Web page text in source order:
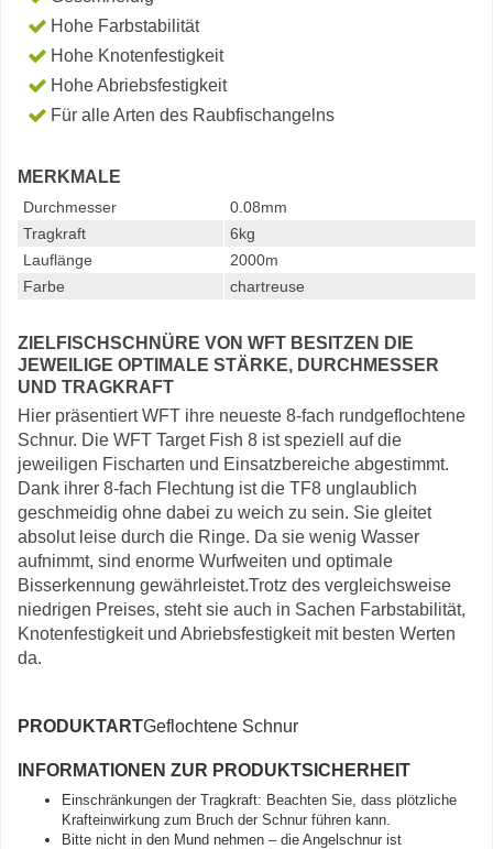
Hohe Farbstabilität
Hohe Knotenfestigkeit
Hohe Abriebsfestigkeit
Für alle Arten des Raubfischangelns
MERKMALE
Durchmesser
0.08mm
Tragkraft
6kg
Lauflänge
2000m
Farbe
chartreuse
ZIELFISCHSCHNÜRE VON WFT BESITZEN DIE
JEWEILIGE OPTIMALE STÄRKE, DURCHMESSER
UND TRAGKRAFT
Hier präsentiert WFT ihre neueste 8-fach rundgeflochtene
Schnur. Die WFT Target Fish 8 ist speziell auf die
jeweiligen Fischarten und Einsatzbereiche abgestimmt.
Dank ihrer 8-fach Flechtung ist die TF8 unglaublich
geschmeidig ohne dabei zu weich zu sein. Sie gleitet
absolut leise durch die Ringe. Da sie wenig Wasser
aufnimmt, sind enorme Wurfweiten und optimale
Bisserkennung gewährleistet.Trotz des vergleichsweise
niedrigen Preises, steht sie auch in Sachen Farbstabilität,
Knotenfestigkeit und Abriebsfestigkeit mit besten Werten
da.
PRODUKTARTGeflochtene Schnur
INFORMATIONEN ZUR PRODUKTSICHERHEIT
Einschränkungen der Tragkraft: Beachten Sie, dass plötzliche
Krafteinwirkung zum Bruch der Schnur führen kann.
Bitte nicht in den Mund nehmen – die Angelschnur ist